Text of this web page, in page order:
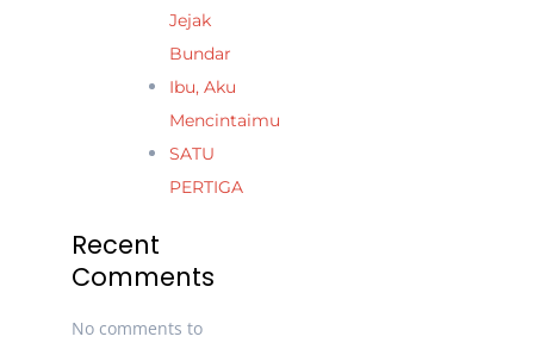
Jejak
Bundar
Ibu, Aku
Mencintaimu
SATU
PERTIGA
Recent
Comments
No comments to